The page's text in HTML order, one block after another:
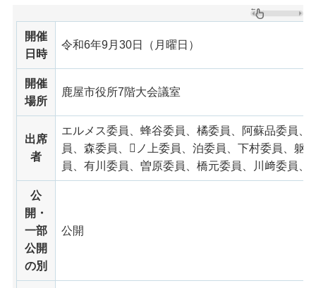
開催
日時
令和6年9月30日（月曜日）
開催
場所
鹿屋市役所7階大会議室
出席
者
エルメス委員、蜂谷委員、橘委員、阿蘇品委員、
員、森委員、ノ上委員、泊委員、下村委員、躯
員、有川委員、曽原委員、橋元委員、川﨑委員
公
開・
一部
公開
の別
公開